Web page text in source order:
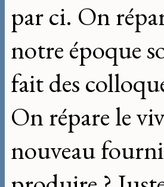
par ci. On
notre époque
fait des
On répare le
nouveau